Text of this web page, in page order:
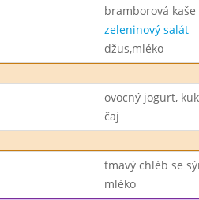
bramborová kaše
zeleninový salát
džus,mléko
ovocný jogurt,
čaj
tmavý chléb se
mléko